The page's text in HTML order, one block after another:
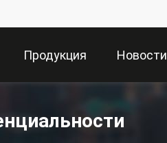
Продукция Новости